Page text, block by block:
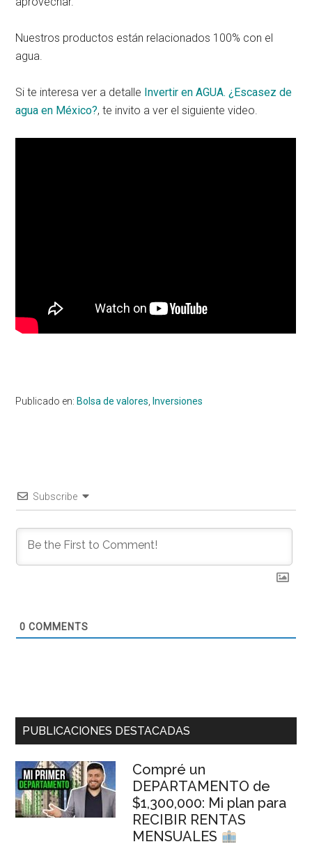
Nuestros productos están relacionados 100% con el
agua.
Si te interesa ver a detalle Invertir en AGUA. ¿Escasez de
agua en México?, te invito a ver el siguiente video.
Publicado en: Bolsa de valores Inversiones
Subscribe
0 COMMENTS
Barra
principal
PUBLICACIONES DESTACADAS
Compré un
DEPARTAMENTO de
$1,300,000: Mi plan para
RECIBIR RENTAS
MENSUALES